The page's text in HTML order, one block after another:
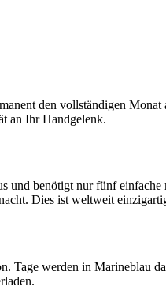
den vollständigen
an Ihr Handgelenk.
und benötigt nur fünf
Dies ist weltweit
Tage werden in Marineblau